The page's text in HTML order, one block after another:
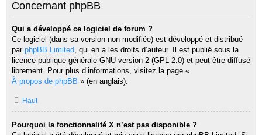
Concernant phpBB
Qui a développé ce logiciel de forum ?
Ce logiciel (dans sa version non modifiée) est développé et distribué
par phpBB Limited, qui en a les droits d’auteur. Il est publié sous la
licence publique générale GNU version 2 (GPL-2.0) et peut être diffusé
librement. Pour plus d’informations, visitez la page «
À propos de phpBB » (en anglais).
Haut
Pourquoi la fonctionnalité X n’est pas disponible ?